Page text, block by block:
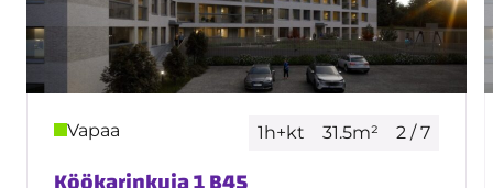
Vapaa 1h+kt 31.5m² 2 / 7